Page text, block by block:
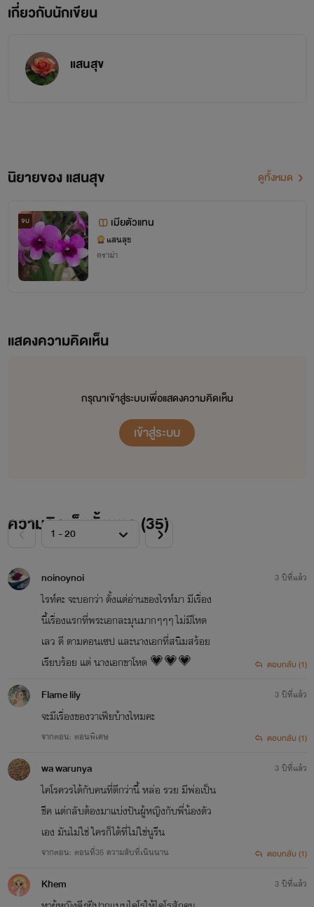
เกี่ยวกับนักเขียน
แสนสุข
นิยายของ แสนสุข ดูทั้งหมด
จบ เมียตัวแทน
แสนสุข
ดราม่า
แสดงความคิดเห็น
กรุณาเข้าสู่ระบบเพื่อแสดงความคิดเห็น
เข้าสู่ระบบ
ความคิดเห็นทั้งหมด (35)
noinoynoi
ไรท์คะ จะบอกว่า ตั้งแต่อ่านของไรท์มา มีเรื่อง
นี้เรื่องแรกที่พระเอกละมุนมากๆๆๆ ไม่มีโหด
เลว ดี ตามคอนเซป และนางเอกที่สนิมสร้อย
เรียบร้อย แต่ นางเอกขาโหด 💗💗💗
3 ปีที่แล้ว
ตอบกลับ (1)
Flame lily
จะมีเรื่องของวาเฟียบ้างไหมคะ
จากตอน: ตอนพิเศษ
3 ปีที่แล้ว
ตอบกลับ (1)
wa warunya
ไคโรควรได้กับคนที่ดีกว่านี้ หล่อ รวย มีพ่อเป็น
ชีค แต่กลับต้องมาแบ่งปันผู้หญิงกับพี่น้องตัว
เอง มันไม่ใช่ ใครก็ได้ที่ไม่ใช่นูรีน
จากตอน: ตอนที่35 ความลับที่เนินนาน
3 ปีที่แล้ว
ตอบกลับ (1)
Khem 3 ปีที่แล้ว